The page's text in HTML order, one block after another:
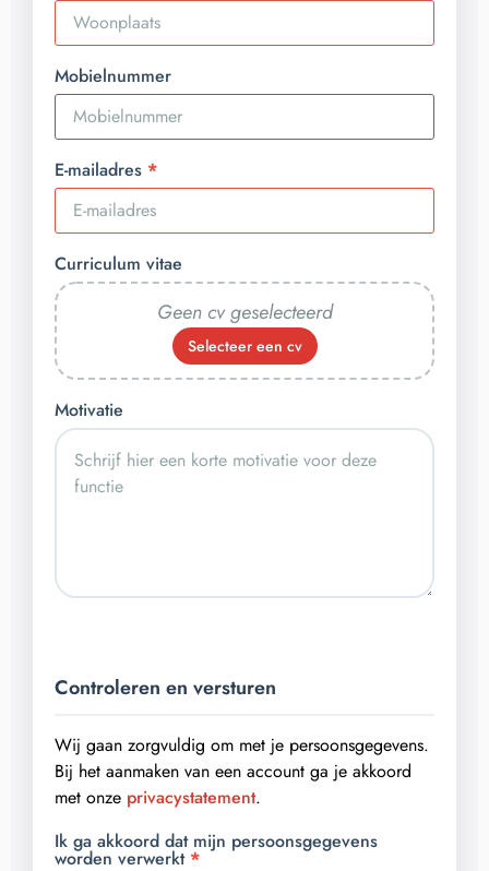
Mobielnummer
E-mailadres
Curriculum vitae
Geen cv geselecteerd
Selecteer een cv
Motivatie
Controleren en versturen
Wij gaan zorgvuldig om met je persoonsgegevens.
Bij het aanmaken van een account ga je akkoord
met onze privacystatement.
Ik ga akkoord dat mijn persoonsgegevens
worden verwerkt